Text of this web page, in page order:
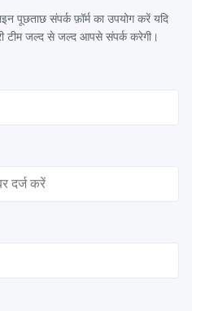
पूछताछ संपर्क फ़ॉर्म का उपयोग करें यदि
टीम जल्द से जल्द आपसे संपर्क करेगी।